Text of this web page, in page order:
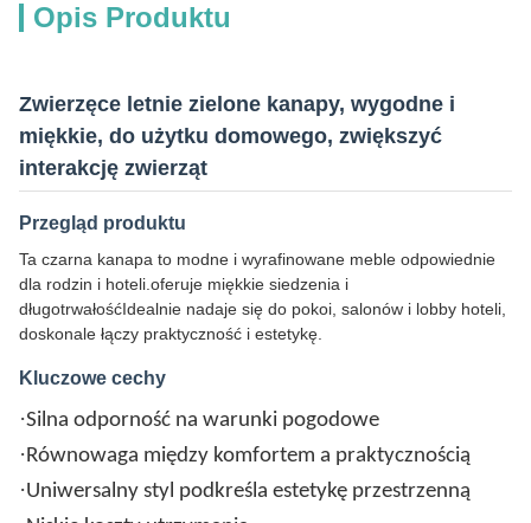
Opis Produktu
Zwierzęce letnie zielone kanapy, wygodne i
miękkie, do użytku domowego, zwiększyć
interakcję zwierząt
Przegląd produktu
Ta czarna kanapa to modne i wyrafinowane meble odpowiednie
dla rodzin i hoteli.oferuje miękkie siedzenia i
długotrwałośćIdealnie nadaje się do pokoi, salonów i lobby hoteli,
doskonale łączy praktyczność i estetykę.
Kluczowe cechy
·Silna odporność na warunki pogodowe
·Równowaga między komfortem a praktycznością
·Uniwersalny styl podkreśla estetykę przestrzenną